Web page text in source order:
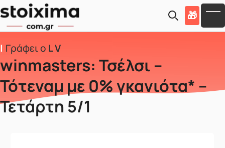
Skip to main content
🎁
Γράφει ο L V
winmasters: Τσέλσι –
Τότεναμ με 0% γκανιότα* –
Τετάρτη 5/1